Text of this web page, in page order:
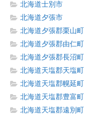
北海道士別市
北海道夕張市
北海道夕張郡栗山町
北海道夕張郡由仁町
北海道夕張郡長沼町
北海道天塩郡天塩町
北海道天塩郡幌延町
北海道天塩郡豊富町
北海道天塩郡遠別町